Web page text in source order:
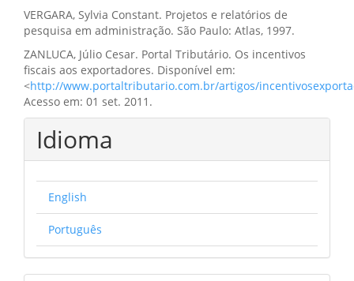
VERGARA, Sylvia Constant. Projetos e relatórios de
pesquisa em administração. São Paulo: Atlas, 1997.
ZANLUCA, Júlio Cesar. Portal Tributário. Os incentivos
fiscais aos exportadores. Disponível em:
<http://www.portaltributario.com.br/artigos/
Acesso em: 01 set. 2011.
Idioma
English
Português